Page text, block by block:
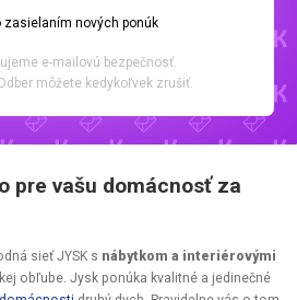
zasielaním nových ponúk
e-mailovú bezpečnosť.
môžete kedykoľvek zrušiť.
pre vašu domácnosť za
sieť JYSK s nábytkom a interiérovými
obľube. Jysk ponúka kvalitné a jedinečné